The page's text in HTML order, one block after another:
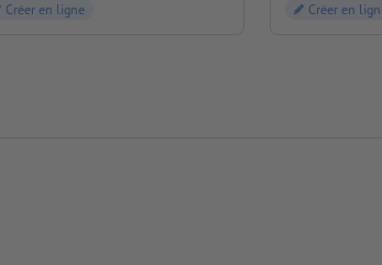
Créer en ligne Créer en